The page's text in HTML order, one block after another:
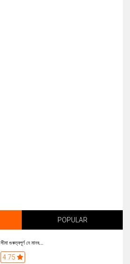
POPULAR
সীমা গুৰুত্বপূৰ্ণ নে মানব...
4.75